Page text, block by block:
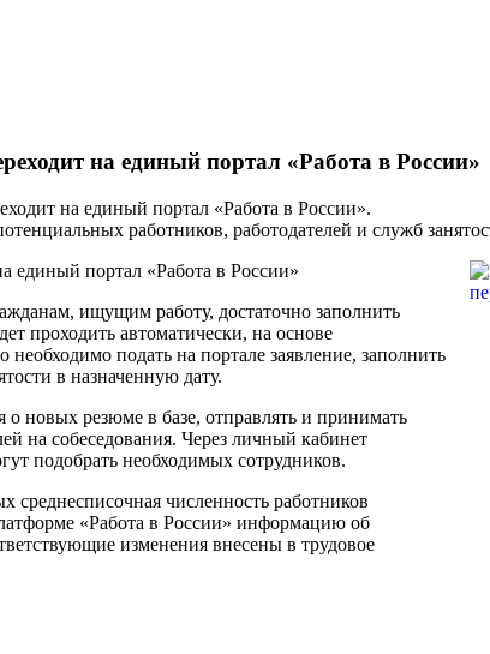
на единый портал «Работа в России»
на единый портал «Работа в России».
работников, работодателей и служб
единый портал «Работа в России»
ищущим работу, достаточно заполнить
проходить автоматически, на основе
подать на портале заявление, заполнить
в назначенную дату.
о новых резюме в базе, отправлять и принимать
на собеседования. Через личный кабинет
подобрать необходимых сотрудников.
среднесписочная численность работников
«Работа в России» информацию об
изменения внесены в трудовое